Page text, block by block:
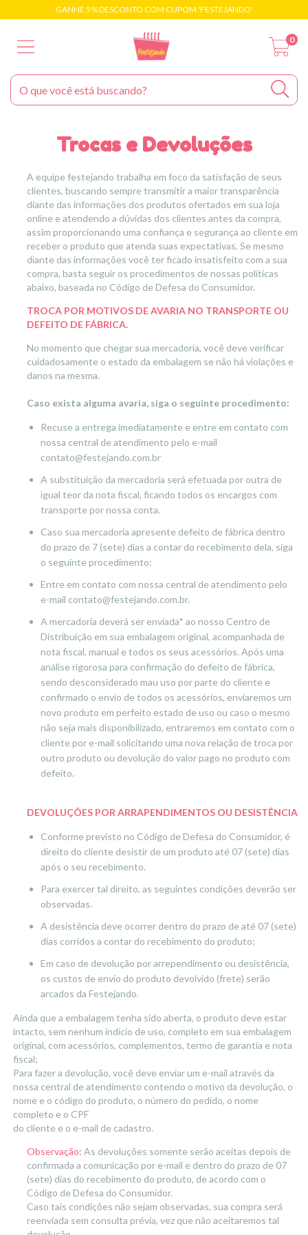
GANHE 5% DESCONTO COM CUPOM 'FESTEJANDO'
0
Trocas e Devoluções
A equipe festejando trabalha em foco da satisfação de seus
clientes, buscando sempre transmitir a maior transparência
diante das informações dos produtos ofertados em sua loja
online e atendendo a dúvidas dos clientes antes da compra,
assim proporcionando uma confiança e segurança ao cliente em
receber o produto que atenda suas expectativas. Se mesmo
diante das informações você ter ficado insatisfeito com a sua
compra, basta seguir os procedimentos de nossas políticas
abaixo, baseada no Código de Defesa do Consumidor.
TROCA POR MOTIVOS DE AVARIA NO TRANSPORTE OU
DEFEITO DE FÁBRICA.
No momento que chegar sua mercadoria, você deve verificar
cuidadosamente o estado da embalagem se não há violações e
danos na mesma.
Caso exista alguma avaria, siga o seguinte procedimento:
Recuse a entrega imediatamente e entre em contato com
nossa central de atendimento pelo e-mail
contato@festejando.com.br
A substituição da mercadoria será efetuada por outra de
igual teor da nota fiscal, ficando todos os encargos com
transporte por nossa conta.
Caso sua mercadoria apresente defeito de fábrica dentro
do prazo de 7 (sete) dias a contar do recebimento dela, siga
o seguinte procedimento:
Entre em contato com nossa central de atendimento pelo
e-mail contato@festejando.com.br.
A mercadoria deverá ser enviada* ao nosso Centro de
Distribuição em sua embalagem original, acompanhada de
nota fiscal, manual e todos os seus acessórios. Após uma
análise rigorosa para confirmação do defeito de fábrica,
sendo desconsiderado mau uso por parte do cliente e
confirmado o envio de todos os acessórios, enviaremos um
novo produto em perfeito estado de uso ou caso o mesmo
não seja mais disponibilizado, entraremos em contato com o
cliente por e-mail solicitando uma nova relação de troca por
outro produto ou devolução do valor pago no produto com
defeito.
DEVOLUÇÕES POR ARRAPENDIMENTOS OU DESISTÊNCIA
Conforme previsto no Código de Defesa do Consumidor, é
direito do cliente desistir de um produto até 07 (sete) dias
após o seu recebimento.
Para exercer tal direito, as seguintes condições deverão ser
observadas.
A desistência deve ocorrer dentro do prazo de até 07 (sete)
dias corridos a contar do recebimento do produto;
Em caso de devolução por arrependimento ou desistência,
os custos de envio do produto devolvido (frete) serão
arcados da Festejando.
Ainda que a embalagem tenha sido aberta, o produto deve estar
intacto, sem nenhum indício de uso, completo em sua embalagem
original, com acessórios, complementos, termo de garantia e nota
fiscal;
Para fazer a devolução, você deve enviar um e-mail através da
nossa central de atendimento contendo o motivo da devolução, o
nome e o código do produto, o número do pedido, o nome
completo e o CPF
do cliente e o e-mail de cadastro.
Observação: As devoluções somente serão aceitas depois de
confirmada a comunicação por e-mail e dentro do prazo de 07
(sete) dias do recebimento do produto, de acordo com o
Código de Defesa do Consumidor.
Caso tais condições não sejam observadas, sua compra será
reenviada sem consulta prévia, vez que não aceitaremos tal